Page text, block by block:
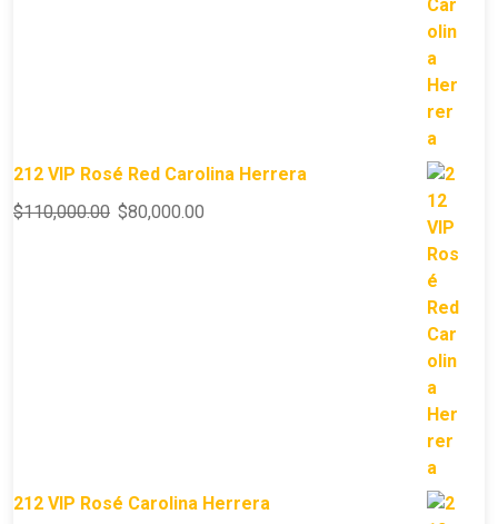
212 VIP Rosé Red Carolina Herrera
$110,000.00 $80,000.00
212 VIP Rosé Carolina Herrera